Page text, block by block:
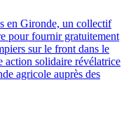
en Gironde, un collectif
pour fournir gratuitement
sur le front dans le
action solidaire révélatrice
agricole auprès des